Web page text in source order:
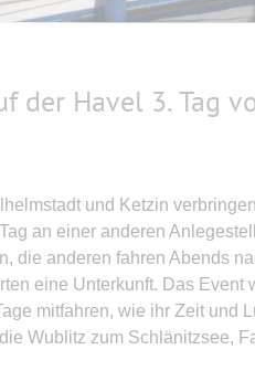
der Havel 3. Tag
und Ketzin
an einer anderen
die anderen fahren Abends
eine Unterkunft. Das Event
mitfahren, wie ihr Zeit und
Wublitz zum Schlänitzsee,